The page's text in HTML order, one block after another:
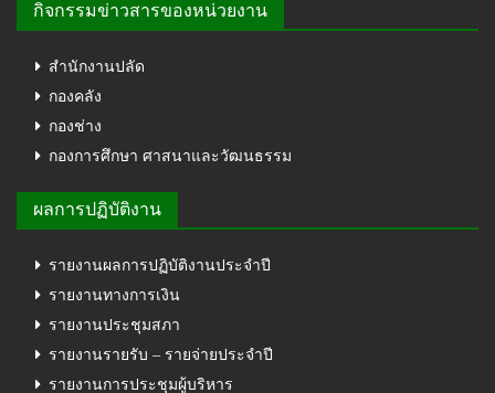
กิจกรรมข่าวสารของหน่วยงาน
สำนักงานปลัด
กองคลัง
กองช่าง
กองการศึกษา ศาสนาและวัฒนธรรม
ผลการปฏิบัติงาน
รายงานผลการปฏิบัติงานประจำปี
รายงานทางการเงิน
รายงานประชุมสภา
รายงานรายรับ – รายจ่ายประจำปี
รายงานการประชุมผู้บริหาร